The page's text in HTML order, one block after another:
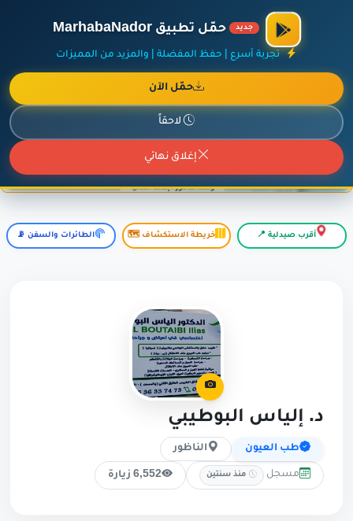
أضف نشاطك مجاناً
جديد حمّل تطبيق MarhabaNador
تجربة أسرع | حفظ المفضلة | والمزيد من المميزات
حمّل الآن
لاحقاً
إغلاق نهائي
إعلان ممول المزيد حول هذا الإعلان
أقرب صيدلية 📍 خريطة الاستكشاف 🗺️ الطائرات والسفن 📡
د. إلياس البوطيبي
طب العيون الناظور
مسجل منذ سنتين 6,552 زيارة